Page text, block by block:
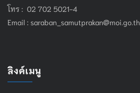
โทร : 02 702 5021-4
Email : saraban_samutprakan@moi.go.th
ลิงค์เมนู